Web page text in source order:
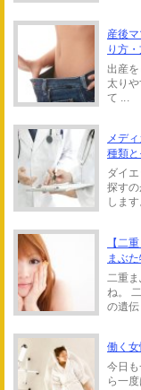
産後
り方
出産
太り
て ...
メデ
種類
ダイ
探す
します
【二
まぶ
二重
ね。
の遺伝
働く
今日
ら一